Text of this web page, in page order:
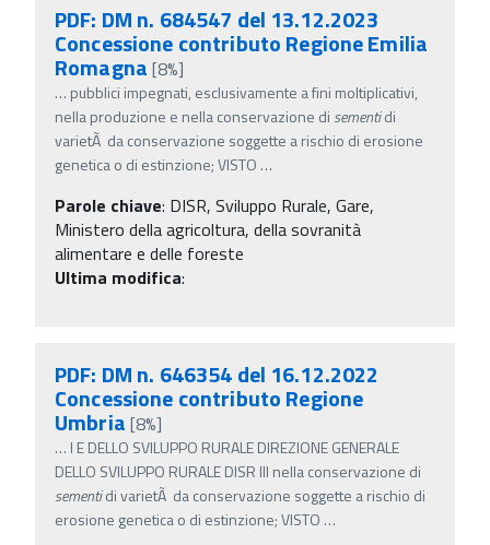
PDF: DM n. 684547 del 13.12.2023
Concessione contributo Regione Emilia
Romagna [8%]
… pubblici impegnati, esclusivamente a fini moltiplicativi,
nella produzione e nella conservazione di sementidi
varietÃ da conservazione soggette a rischio di erosione
genetica o di estinzione; VISTO …
Parole chiave: DISR, Sviluppo Rurale, Gare,
Ministero della agricoltura, della sovranità
alimentare e delle foreste
Ultima modifica:
PDF: DM n. 646354 del 16.12.2022
Concessione contributo Regione
Umbria [8%]
… I E DELLO SVILUPPO RURALE DIREZIONE GENERALE
DELLO SVILUPPO RURALE DISR III nella conservazione di
sementidi varietÃ da conservazione soggette a rischio di
erosione genetica o di estinzione; VISTO …